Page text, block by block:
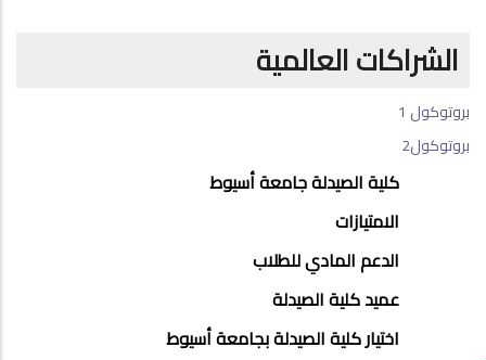
الشراكات العالمية
بروتوكول 1
بروتوكول2
FACULTY
PHARMACY
كلية الصيدلة جامعة أسيوط
الامتيازات
الدعم المادي للطلاب
عميد كلية الصيدلة
اختيار كلية الصيدلة بجامعة أسيوط